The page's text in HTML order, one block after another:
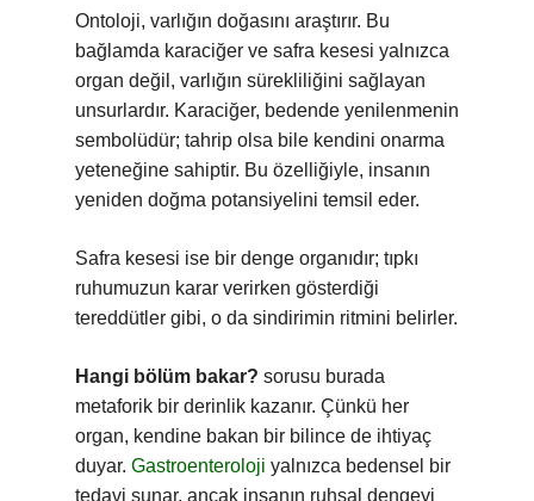
Ontoloji, varlığın doğasını araştırır. Bu
bağlamda karaciğer ve safra kesesi yalnızca
organ değil, varlığın sürekliliğini sağlayan
unsurlardır. Karaciğer, bedende yenilenmenin
sembolüdür; tahrip olsa bile kendini onarma
yeteneğine sahiptir. Bu özelliğiyle, insanın
yeniden doğma potansiyelini temsil eder.
Safra kesesi ise bir denge organıdır; tıpkı
ruhumuzun karar verirken gösterdiği
tereddütler gibi, o da sindirimin ritmini belirler.
Hangi bölüm bakar? sorusu burada
metaforik bir derinlik kazanır. Çünkü her
organ, kendine bakan bir bilince de ihtiyaç
duyar. Gastroenteroloji yalnızca bedensel bir
tedavi sunar, ancak insanın ruhsal dengeyi